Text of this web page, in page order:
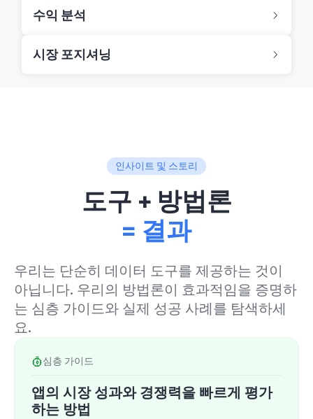
수익 분석
시장 포지셔닝
인사이트 및 스토리
도구 + 방법론
= 결과
우리는 단순히 데이터 도구를 제공하는 것이
아닙니다. 우리의 방법론이 효과적임을 증명하
는 심층 가이드와 실제 성공 사례를 탐색하세
요.
심층 가이드
앱의 시장 성과와 경쟁력을 빠르게 평가
하는 방법